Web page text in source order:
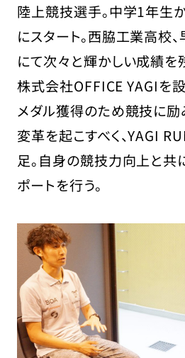
陸上競技選手。中学1年生
にスタート。西脇工業高校
にて次々と輝かしい成績を
株式会社OFFICE YAGIを
メダル獲得のため競技に励
変革を起こすべく、YAGI
足。自身の競技力向上と共
ポートを行う。